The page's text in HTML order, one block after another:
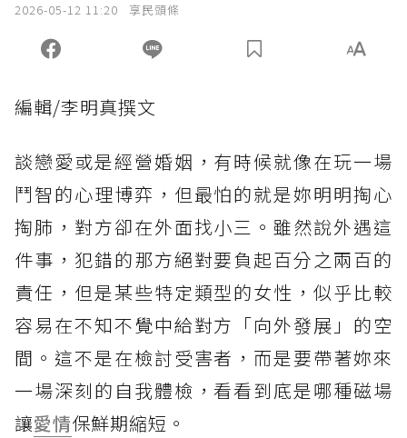
2026-05-12 11:20 享民頭條
編輯/李明真撰文
談戀愛或是經營婚姻，有時候就像在玩一場
鬥智的心理博弈，但最怕的就是妳明明掏心
掏肺，對方卻在外面找小三。雖然說外遇這
件事，犯錯的那方絕對要負起百分之兩百的
責任，但是某些特定類型的女性，似乎比較
容易在不知不覺中給對方「向外發展」的空
間。這不是在檢討受害者，而是要帶著妳來
一場深刻的自我體檢，看看到底是哪種磁場
讓愛情保鮮期縮短。